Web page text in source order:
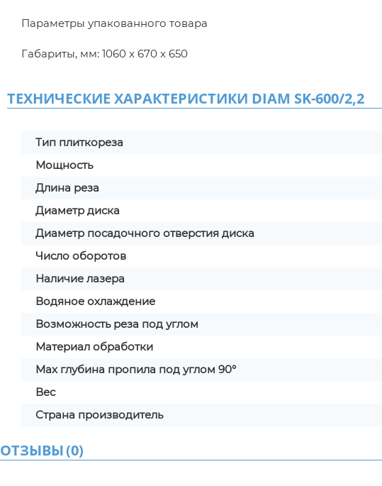
Параметры упакованного товара
Габариты, мм: 1060 x 670 x 650
ТЕХНИЧЕСКИЕ ХАРАКТЕРИСТИКИ DIAM SK-600/2,2
Тип плиткореза
Мощность
Длина реза
Диаметр диска
Диаметр посадочного отверстия диска
Число оборотов
Наличие лазера
Водяное охлаждение
Возможность реза под углом
Материал обработки
Max глубина пропила под углом 90°
Вес
Страна производитель
ОТЗЫВЫ(0)